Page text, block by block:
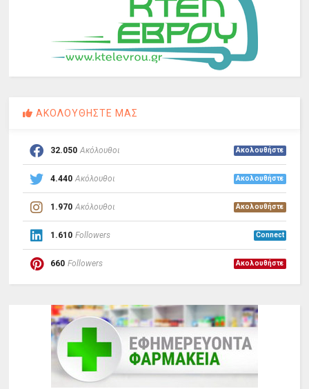
ΑΚΟΛΟΥΘΗΣΤΕ ΜΑΣ
32.050 Ακόλουθοι Ακολουθήστε
4.440 Ακόλουθοι Ακολουθήστε
1.970 Ακόλουθοι Ακολουθήστε
1.610 Followers Connect
660 Followers Ακολουθήστε